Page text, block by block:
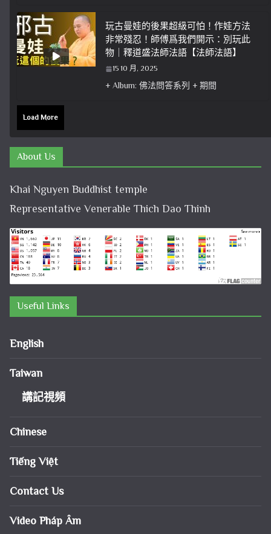
玩古曼娃的後果超級可怕！作娃方法
非常殘忍！師傅爲我們開示：別玩此
物｜釋道盛法師法語【法師法語】
15 10 月, 2025
+ Album: 佛法問答系列 + 期間
Load More
About Us
Khai Nguyen Buddhist temple
Representative Venerable Thich Dao Thinh
Useful Links
English
Taiwan
講記視頻
Chinese
Tiếng Việt
Contact Us
Video Pháp Âm